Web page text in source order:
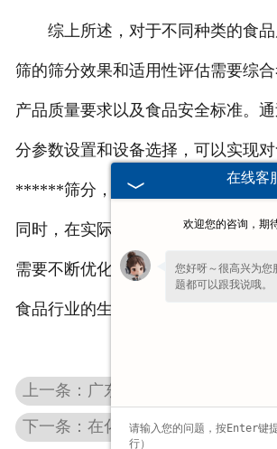
综上所述，对于不同种类的食品
筛的筛分效果和适用性评估需要综合
产品质量要求以及食品安全标准。
分参数设置和设备选择，可以实现
******筛分，提高生产效率，确保食
同时，在实际应用中，根据不同食品
需要不断优化振动筛的工艺流程和设
食品行业的生产需求和质量管理要求
在线客
欢迎您的咨询，期
您好呀～很高兴为您
题都可以跟我说哦。